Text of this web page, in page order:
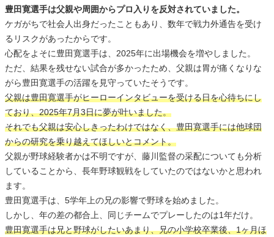
豊田寛選手は父親や周囲からプロ入りを反対されていました。
ケガがちで社会人出身だったこともあり、数年で戦力外通告を受け
るリスクがあったからです。
心配をよそに豊田寛選手は、2025年に出場機会を増やしました。
ただ、結果を残せない試合が多かったため、父親は胃が痛くなりな
がら豊田寛選手の活躍を見守っていたそうです。
父親は豊田寛選手がヒーローインタビューを受ける日を心待ちにし
ており、2025年7月3日に夢が叶いました。
それでも父親は安心しきったわけではなく、豊田寛選手には他球団
からの研究を乗り越えてほしいとコメント。
父親が野球経験者かは不明ですが、藤川監督の采配についても分析
していることから、長年野球観戦をしていたのではないかと思われ
ます。
豊田寛選手は、5学年上の兄の影響で野球を始めました。
しかし、年の差の都合上、同じチームでプレーしたのは1年だけ。
豊田寛選手は兄と野球がしたいあまり、兄の小学校卒業後、1ヶ月ほ